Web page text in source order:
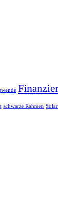
schwarze Rahmen